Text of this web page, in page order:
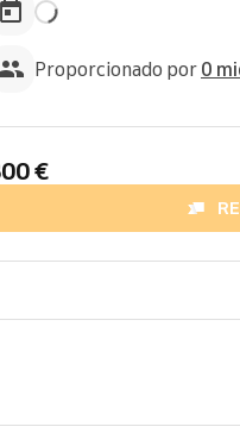
Proporcionado por 0
€